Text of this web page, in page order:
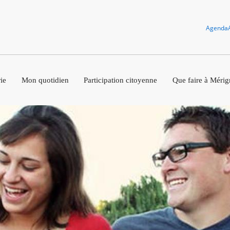
Agenda
Mon quotidien Participation citoyenne Que faire à